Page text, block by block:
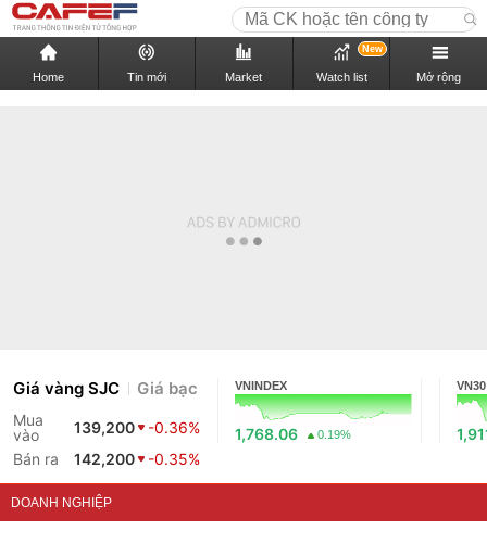
Home Tin mới Market Watch list
New
Mở rộng
Giá vàng SJC Giá bạc
Mua
vào
139,200
-0.36%
Bán ra
142,200 -0.35%
VNINDEX
1,768.06 0.19%
VN30
DOANH NGHIỆP